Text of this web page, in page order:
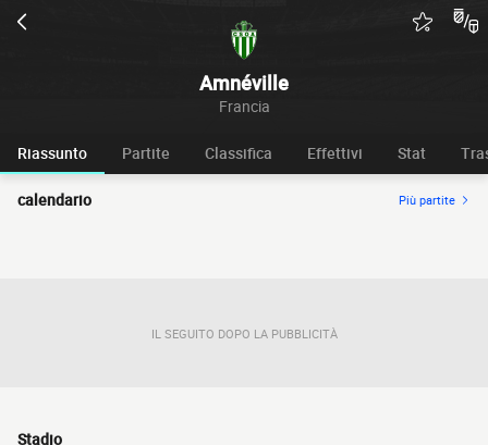
Amnéville
Francia
Riassunto Partite Classifica Effettivi Stat
calendario Più partite
IL SEGUITO DOPO LA PUBBLICITÀ
Stadio